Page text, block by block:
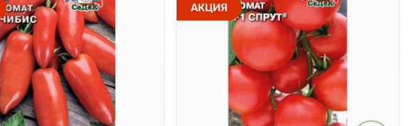
АКЦИЯ